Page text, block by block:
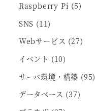
Raspberry Pi (5)
SNS (11)
Webサービス (27)
イベント (10)
サーバ環境・構築 (95)
データベース (37)